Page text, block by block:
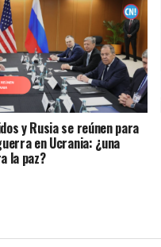
y Rusia se reúnen para
en Ucrania: ¿una
la paz?